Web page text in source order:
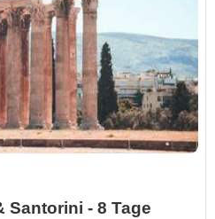
Santorini - 8 Tage